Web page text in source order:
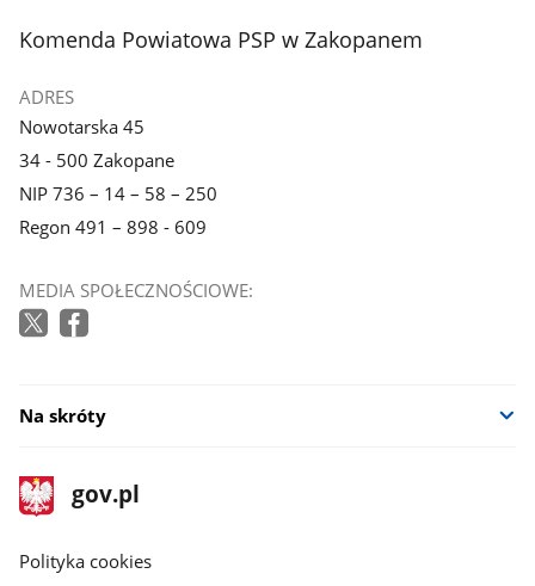
stopka
Komenda Powiatowa PSP w Zakopanem
ADRES
Nowotarska 45
34 - 500 Zakopane
NIP 736 – 14 – 58 – 250
Regon 491 – 898 - 609
MEDIA SPOŁECZNOŚCIOWE:
Na skróty
stopka
gov.pl
Strona
gov.pl
gov.pl
Polityka cookies